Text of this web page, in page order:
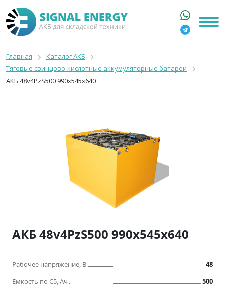
КАТАЛОГ
АРЕНДА АКБ
О КОМПАНИИ
+7 916 316 3333
8 800 550 44 77
info@signalenergy.ru
Главная
Каталог АКБ
Тяговые свинцово-кислотные аккумуляторные батареи
АКБ 48v4PzS500 990x545x640
АКБ 48v4PzS500 990x545x640
Рабочее напряжение, В
48
Емкость по C5, Ач
500